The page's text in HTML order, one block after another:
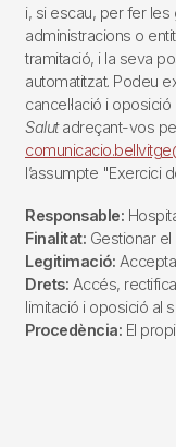
i, si escau, per fer
administracions o
tramitació, i la seva
automatitzat. Podeu
cancel·lació i
Salutadreçant-vos
l’assumpte "Exercici
Responsable:
Finalitat: Gestionar
Legitimació:
Drets: Accés,
limitació i oposició al
Procedència: El